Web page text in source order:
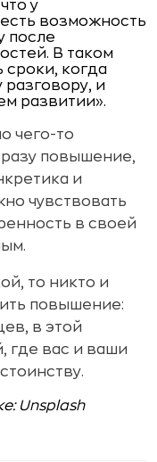
у
возможность
после
В таком
сроки, когда
разговору, и
развитии».
чего-то
повышение,
и
чувствовать
в своей
то никто и
повышение:
в этой
где вас и ваши
Unsplash